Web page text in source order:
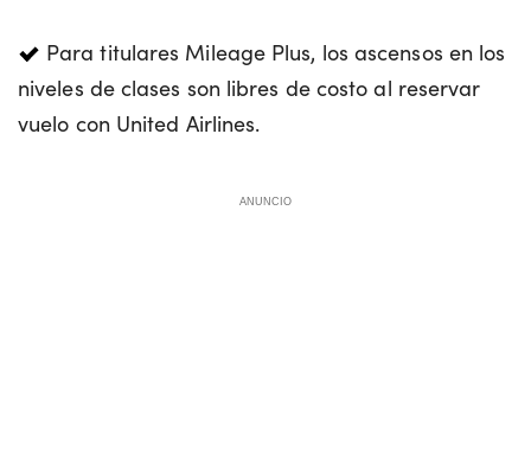
Para titulares Mileage Plus, los ascensos en los
niveles de clases son libres de costo al reservar
vuelo con United Airlines.
ANUNCIO